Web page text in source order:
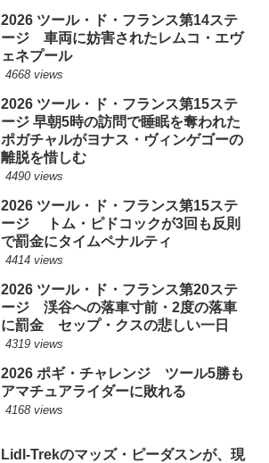
2026 ツール・ド・フランス第14ステ
ージ 車両に妨害されたレムコ・エヴ
ェネプール
4668 views
2026 ツール・ド・フランス第15ステ
ージ 早朝5時の訪問で睡眠を奪われた
ポガチャルがヨナス・ヴィンゲゴーの
離脱を惜しむ
4490 views
2026 ツール・ド・フランス第15ステ
ージ トム・ピドコックが3回も反則
で罰金にタイムペナルティ
4414 views
2026 ツール・ド・フランス第20ステ
ージ 渓谷への落車寸前・2度の落車
に罰金 セップ・クスの悲しい一日
4319 views
2026 ポギ・チャレンジ ツール5勝も
アマチュアライダーに敗れる
4168 views
Lidl-Trekのマッズ・ピーダスンが、現